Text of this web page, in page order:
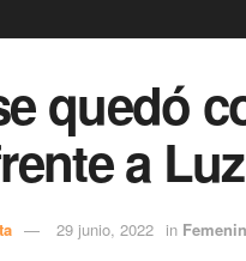
quedó
a
29 junio, 2022 in